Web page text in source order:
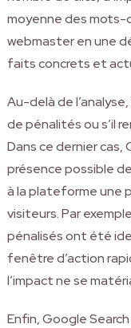
moyenne des mots-
webmaster en une
faits concrets et
Au-delà de
de pénalités ou s’il
Dans ce dernier
présence possible
à la plateforme une
visiteurs. Par
pénalisés ont été
fenêtre d’action
l’impact ne se
Enfin, Google